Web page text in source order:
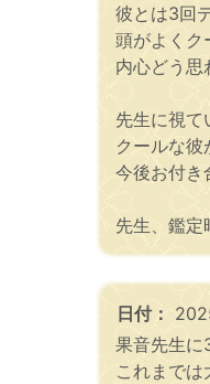
彼とは3回
頭がよくク
内心どう
先生に視て
クールな彼
今後お付き
先生、鑑定
日付：
果音先生に
これまで